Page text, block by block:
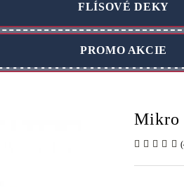
FLÍSOVÉ DEKY
PROMO AKCIE
Mikro